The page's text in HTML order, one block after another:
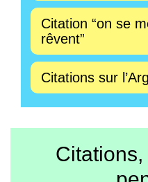
Citation “on se
rêvent”
Citations sur